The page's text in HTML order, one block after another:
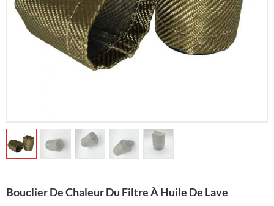
Bouclier De Chaleur Du Filtre À Huile De Lave